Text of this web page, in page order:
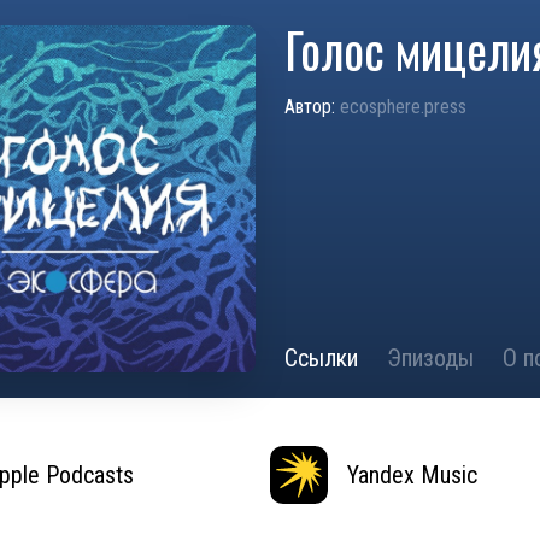
Голос
Автор: ecosphere.press
Ссылки Эпизоды О
Podcasts Yandex Music